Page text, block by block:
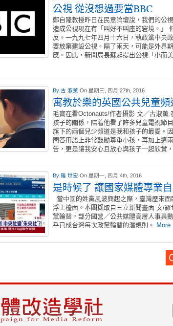
公視 從沒想過要當BBC
鄭自隆教授昨日在民意論壇說，我們的公
造成公視現在有「叫好不叫座的窘境。」
反。一九九七年四月十六日，執政黨中央
要放棄建設公視。隔了兩天，可能是外界
應。因此，新聞局長蘇起提出公視「小而
By 古 淑薰 On 星期三, 四月 27th, 2016
寓教於樂的英國公共兒童頻
毛寶在看Octonauts/作者攝影 文／古淑薰
孩子的關係，陪着他看了許多兒童電視節
旗下的兩個兒少頻道是我和孩子的最愛。
問答用語上非常鼓勵尊重小孩，再加上這
告，更是讓我安心且放心與孩子一起欣賞
By 羅 世宏 On 星期一, 四月 4th, 2016
是時候了 讓國家媒體專業自
當中國的姓黨風波興起之際，臺灣歷來
浮上檯面。本圖擷取自三立新聞畫面 文/
黨輪替，部分國營／公共媒體高層人事異
乎已成台灣每次政黨輪替的潛規則。